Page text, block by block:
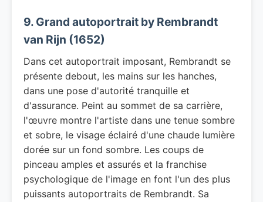
9. Grand autoportrait by Rembrandt
van Rijn (1652)
Dans cet autoportrait imposant, Rembrandt se
présente debout, les mains sur les hanches,
dans une pose d'autorité tranquille et
d'assurance. Peint au sommet de sa carrière,
l'œuvre montre l'artiste dans une tenue sombre
et sobre, le visage éclairé d'une chaude lumière
dorée sur un fond sombre. Les coups de
pinceau amples et assurés et la franchise
psychologique de l'image en font l'un des plus
puissants autoportraits de Rembrandt. Sa